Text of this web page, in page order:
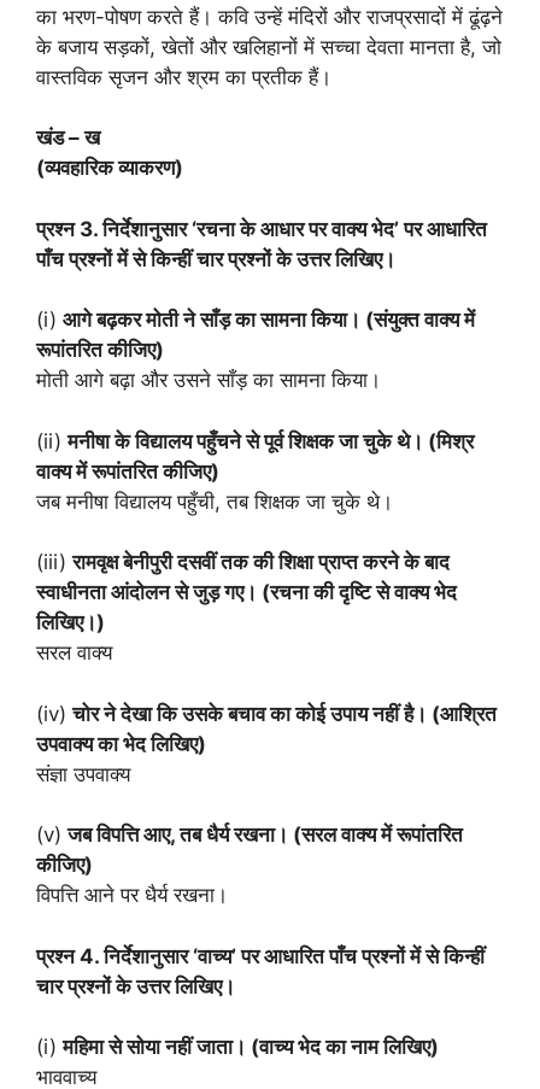
का भरण-पोषण करते हैं। कवि उन्हें मंदिरों और राजप्रसादों में ढूंढ़ने
के बजाय सड़कों, खेतों और खलिहानों में सच्चा देवता मानता है, जो
वास्तविक सृजन और श्रम का प्रतीक हैं।
खंड – ख
(व्यवहारिक व्याकरण)
प्रश्न 3. निर्देशानुसार ‘रचना के आधार पर वाक्य भेद’ पर आधारित
पाँच प्रश्नों में से किन्हीं चार प्रश्नों के उत्तर लिखिए।
(i) आगे बढ़कर मोती ने साँड़ का सामना किया। (संयुक्त वाक्य में
रूपांतरित कीजिए)
मोती आगे बढ़ा और उसने साँड़ का सामना किया।
(ii)मनीषा के विद्यालय पहुँचने से पूर्व शिक्षक जा चुके थे। (मिश्र
वाक्य में रूपांतरित कीजिए)
जब मनीषा विद्यालय पहुँची, तब शिक्षक जा चुके थे।
(iii)रामवृक्ष बेनीपुरी दसवीं तक की शिक्षा प्राप्त करने के बाद
स्वाधीनता आंदोलन से जुड़ गए। (रचना की दृष्टि से वाक्य भेद
लिखिए।)
सरल वाक्य
(iv)चोर ने देखा कि उसके बचाव का कोई उपाय नहीं है। (आश्रित
उपवाक्य का भेद लिखिए)
संज्ञा उपवाक्य
(v)जब विपत्ति आए, तब धैर्य रखना। (सरल वाक्य में रूपांतरित
कीजिए)
विपत्ति आने पर धैर्य रखना।
प्रश्न 4. निर्देशानुसार ‘वाच्य’ पर आधारित पाँच प्रश्नों में से किन्हीं
चार प्रश्नों के उत्तर लिखिए।
(i)महिमा से सोया नहीं जाता। (वाच्य भेद का नाम लिखिए)
भाववाच्य